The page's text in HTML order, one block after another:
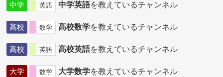
中学 英語 中学英語を教えているチャンネル
高校 数学 高校数学を教えているチャンネル
高校 英語 高校英語を教えているチャンネル
大学 数学 大学数学を教えているチャンネル